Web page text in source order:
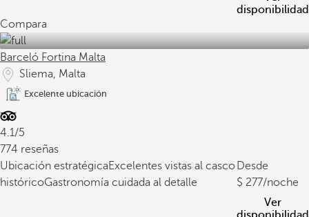
disponibilidad
Compara
Barceló Fortina Malta
Sliema, Malta
Excelente ubicación
4.1/5
774 reseñas
Ubicación estratégicaExcelentes vistas al casco
históricoGastronomía cuidada al detalle
Desde
277/noche
Ver